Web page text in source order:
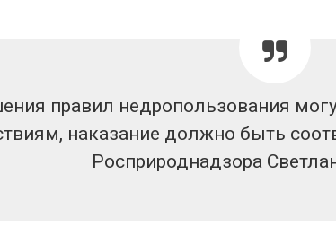
правил недропользования
наказание должно быть
Росприроднадзора